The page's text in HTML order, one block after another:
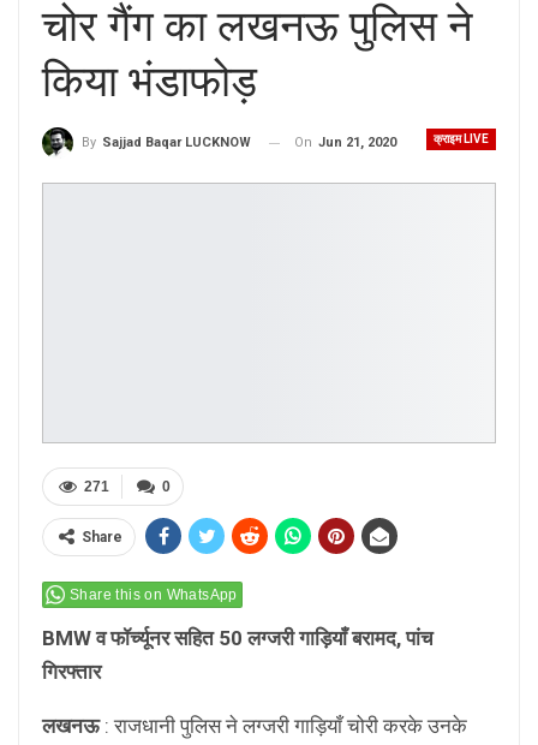
चोर गैंग का लखनऊ पुलिस ने
किया भंडाफोड़
क्राइम LIVE
By Sajjad Baqar LUCKNOW On Jun 21, 2020
0
271
Share
Share this on WhatsApp
BMW व फॉर्च्यूनर सहित 50 लग्जरी गाड़ियाँ बरामद, पांच
गिरफ्तार
लखनऊ : राजधानी पुलिस ने लग्जरी गाड़ियाँ चोरी करके उनके